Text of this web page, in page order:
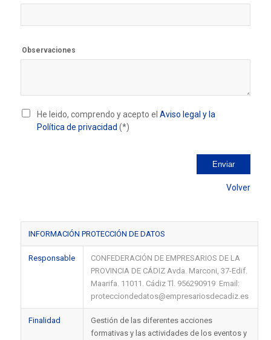
Observaciones
He leido, comprendo y acepto el Aviso legal y la
Política de privacidad (*)
Volver
INFORMACIÓN PROTECCIÓN DE DATOS
Responsable
CONFEDERACIÓN DE EMPRESARIOS DE LA
PROVINCIA DE CÁDIZ Avda. Marconi, 37-Edif.
Maarifa. 11011. Cádiz Tl. 956290919 Email:
protecciondedatos@empresariosdecadiz.es
Finalidad
Gestión de las diferentes acciones
formativas y las actividades de los eventos y